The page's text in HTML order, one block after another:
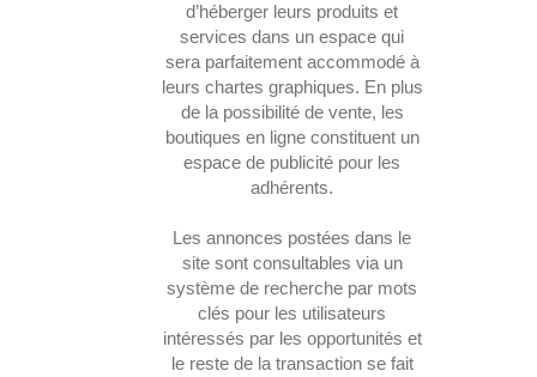
d’héberger leurs produits et
services dans un espace qui
sera parfaitement accommodé à
leurs chartes graphiques. En plus
de la possibilité de vente, les
boutiques en ligne constituent un
espace de publicité pour les
adhérents.
Les annonces postées dans le
site sont consultables via un
système de recherche par mots
clés pour les utilisateurs
intéressés par les opportunités et
le reste de la transaction se fait